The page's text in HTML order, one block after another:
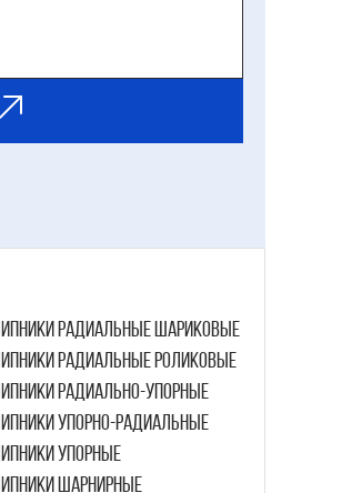
Радиальные Шариковые
Радиальные Роликовые
Радиально-упорные
Упорно-радиальные
Упорные
шарнирные